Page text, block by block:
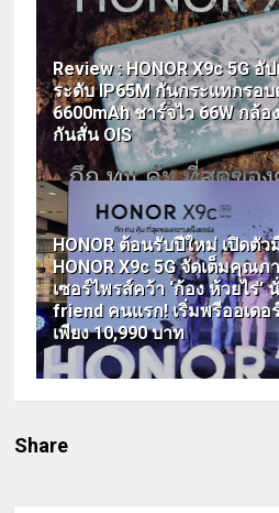
Review : HONOR X9c 5G
ระดับ IP65M กันกระแทกรอ
6600mAh ชาร์จไว 66W กล้
กันสั่น OIS
HONOR ต้อนรับปีใหม่ เปิดตั
HONOR X9c 5G จัดเต็มคุณ
เซอร์ไพรส์คว้า ‘ก้อง ห้วยไร่’
friend คนแรก! เริ่มพรีออเด
เพียง 10,990 บาท
Share